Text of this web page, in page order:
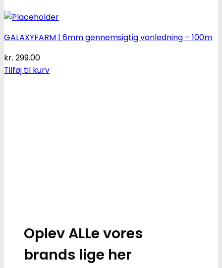
Oplev ALLe vores
brands lige her
GALAXYFARM | 6mm gennemsigtig vanledning – 100m
kr. 299.00
Tilføj til kurv